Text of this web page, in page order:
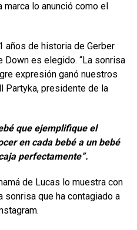
lo anunció como el
años de historia de Gerber
Down es elegido. “La sonrisa
expresión ganó nuestros
Partyka, presidente de la
que ejemplifique el
en cada bebé a un bebé
perfectamente”.
de Lucas lo muestra con
sonrisa que ha contagiado a